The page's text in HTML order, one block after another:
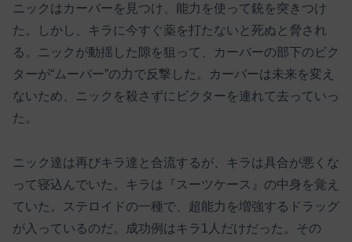
ニックはカーバーを見つけ、能力を使って銃を突きつけ
た。しかし、キラに今すぐ薬を打たないと死ぬと脅され
る。ニックが動揺した隙を狙って、カーバーの部下のビク
ターが“ムーバー”の力で反撃した。カーバーは未来を変え
ないため、ニックを殺さずにビクターを連れて去っていっ
た。
ニック達は再びキラ達と合流するが、キラは具合が悪くな
って寝込んでいた。キラは『スーツケース』の中身を覚え
ていた。ステロイドの一種で、超能力を増強するドラッグ
が入っているのだ。成功例はキラ1人だけだった。その